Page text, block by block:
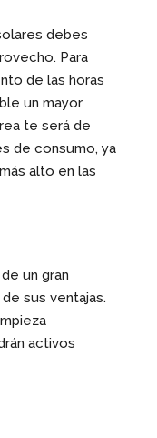
debes
Para
de las horas
un mayor
te será de
de consumo, ya
alto en las
un gran
sus ventajas.
activos